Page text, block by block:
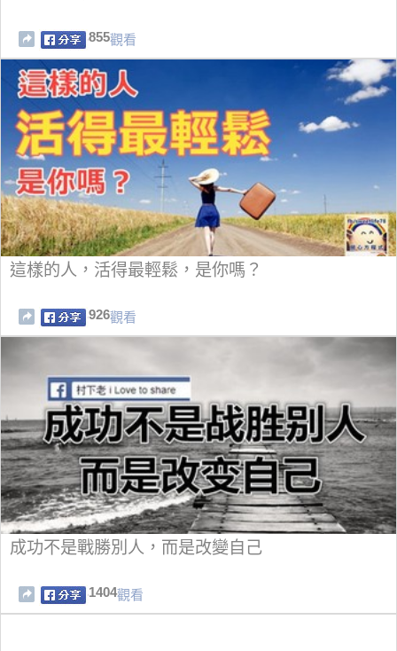
855觀看
這樣的人，活得最輕鬆，是你嗎？
926觀看
成功不是戰勝別人，而是改變自己
1404觀看